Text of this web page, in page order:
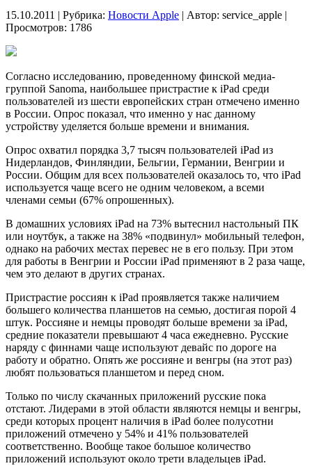
15.10.2011 | Рубрика: Новости Apple | Автор: service_apple |
Просмотров: 1786
Согласно исследованию, проведенному финской медиа-
группой Sanoma, наибольшее пристрастие к iPad среди
пользователей из шести европейских стран отмечено именно
в России. Опрос показал, что именно у нас данному
устройству уделяется больше времени и внимания.
Опрос охватил порядка 3,7 тысяч пользователей iPad из
Нидерландов, Финляндии, Бельгии, Германии, Венгрии и
России. Общим для всех пользователей оказалось то, что iPad
используется чаще всего не одним человеком, а всеми
членами семьи (67% опрошенных).
В домашних условиях iPad на 73% вытеснил настольный ПК
или ноутбук, а также на 38% «подвинул» мобильный телефон,
однако на рабочих местах перевес не в его пользу. При этом
для работы в Венгрии и России iPad применяют в 2 раза чаще,
чем это делают в других странах.
Пристрастие россиян к iPad проявляется также наличием
большего количества планшетов на семью, достигая порой 4
штук. Россияне и немцы проводят больше времени за iPad,
средние показатели превышают 4 часа ежедневно. Русские
наряду с финнами чаще используют девайс по дороге на
работу и обратно. Опять же россияне и венгры (на этот раз)
любят пользоваться планшетом и перед сном.
Только по числу скачанных приложений русские пока
отстают. Лидерами в этой области являются немцы и венгры,
среди которых процент наличия в iPad более полусотни
приложений отмечено у 54% и 41% пользователей
соответственно. Вообще такое большое количество
приложений используют около трети владельцев iPad.